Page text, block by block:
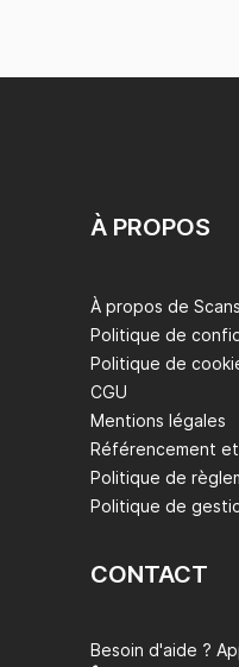
À PROPOS
À propos de
Politique de
Politique de
CGU
Mentions légales
Référencement
Politique de
Politique de
CONTACT
Besoin d'aide ?